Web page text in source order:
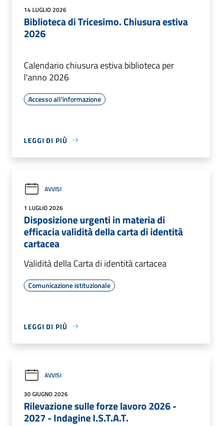
14 LUGLIO 2026
Biblioteca di Tricesimo. Chiusura estiva
2026
Calendario chiusura estiva biblioteca per
l'anno 2026
Accesso all'informazione
LEGGI DI PIÙ
AVVISI
1 LUGLIO 2026
Disposizione urgenti in materia di
efficacia validità della carta di identità
cartacea
Validità della Carta di identità cartacea
Comunicazione istituzionale
LEGGI DI PIÙ
AVVISI
30 GIUGNO 2026
Rilevazione sulle forze lavoro 2026 -
2027 - Indagine I.S.T.A.T.